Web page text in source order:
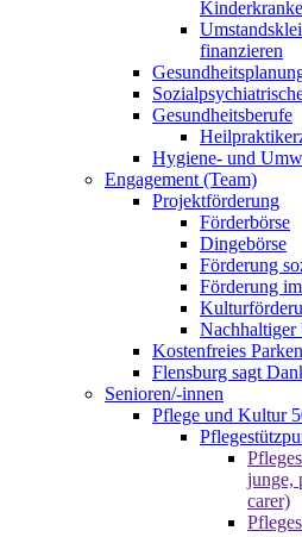
finanzieren
Gesundheitsberufe
Hygiene- und
Engagement (Team)
Projektförderung
Förderbörse
Dingebörse
Förderung
Förderung
Kostenfreies
Flensburg sagt
Senioren/-innen
Pflege und Kultur
junge,
carer)